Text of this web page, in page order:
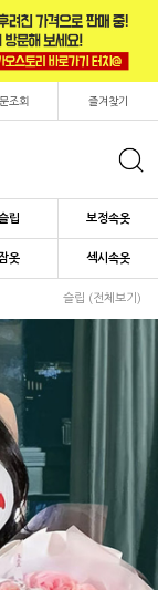
조회 즐겨찾기
립 보정속옷
옷 섹시속옷
슬립 (전체보기)